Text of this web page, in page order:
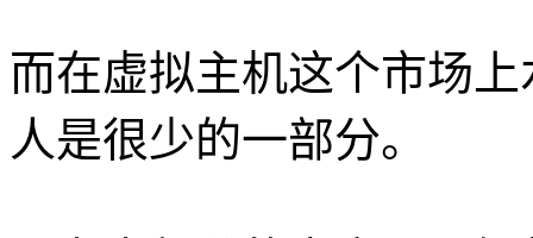
而在虚拟主机这个市场
人是很少的一部分。